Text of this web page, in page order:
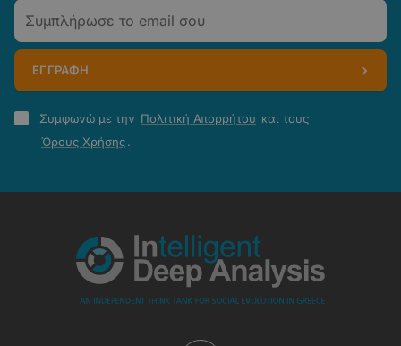
Email
ΕΓΓΡΑΦΗ
Πολιτική
Απορρήτου
Συμφωνώ με την Πολιτική Απορρήτου και τους
Όρους Χρήσης.